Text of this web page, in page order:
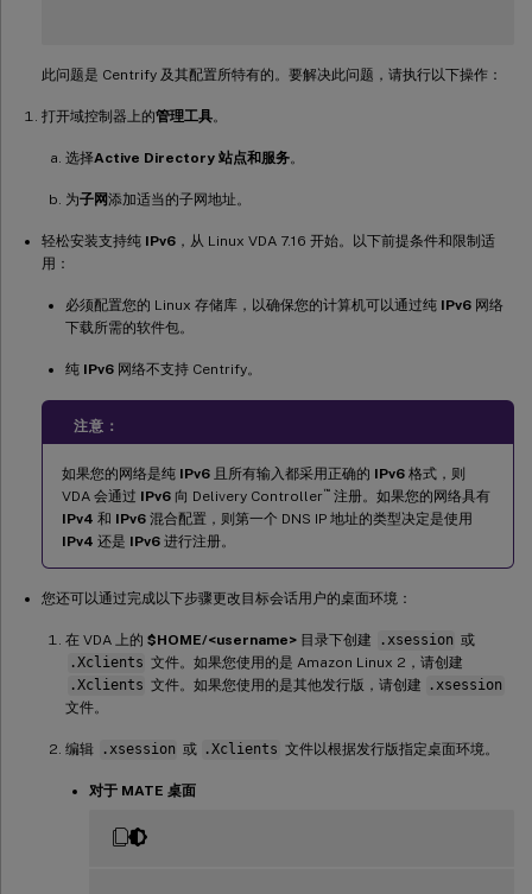
此问题是 Centrify 及其配置所特有的。要解决此问题，请执行以下操作：
打开域控制器上的管理工具。
选择Active Directory 站点和服务。
为子网添加适当的子网地址。
轻松安装支持纯 IPv6 ，从 Linux VDA 7.16 开始。以下前提条件和限制适
用：
必须配置您的 Linux 存储库，以确保您的计算机可以通过纯 IPv6 网络
下载所需的软件包。
纯 IPv6 网络不支持 Centrify。
注意：
如果您的网络是纯 IPv6 且所有输入都采用正确的 IPv6 格式，则
VDA 会通过 IPv6 向 Delivery Controller™ 注册。如果您的网络具有
IPv4 和 IPv6 混合配置，则第一个 DNS IP 地址的类型决定是使用
IPv4 还是 IPv6 进行注册。
您还可以通过完成以下步骤更改目标会话用户的桌面环境：
在 VDA 上的 $HOME/<username> 目录下创建 .xsession 或
.Xclients 文件。如果您使用的是 Amazon Linux 2，请创建
.Xclients 文件。如果您使用的是其他发行版，请创建
.xsession
文件。
编辑 .xsession 或 .Xclients 文件以根据发行版指定桌面环境。
对于 MATE 桌面